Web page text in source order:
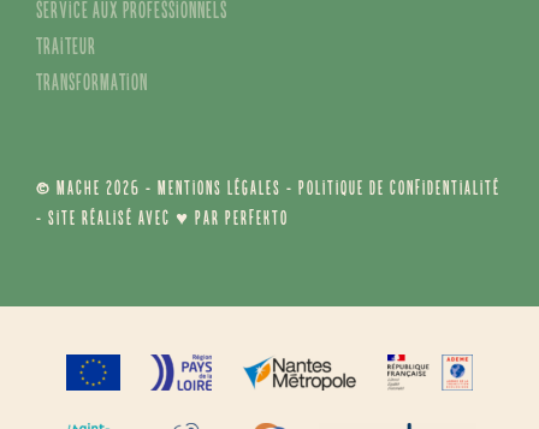
Activités de conseils
Bar-restauration
Boulangerie
Service aux professionnels
Traiteur
© MACHE 2026 -Mentions légales-Politique de confidentialité